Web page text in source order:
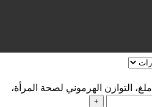
كمية فيتاكس الجزائر 400 ملغ، التوازن الهرموني لصحة المرأة،